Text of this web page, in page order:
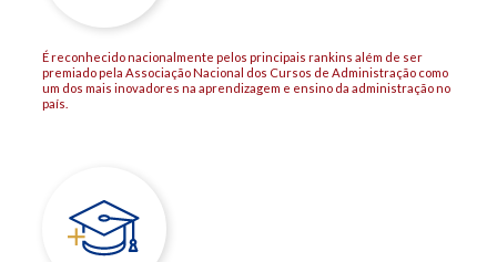
É reconhecido nacionalmente pelos principais rankins além de ser
premiado pela Associação Nacional dos Cursos de Administração como
um dos mais inovadores na aprendizagem e ensino da administração no
país.